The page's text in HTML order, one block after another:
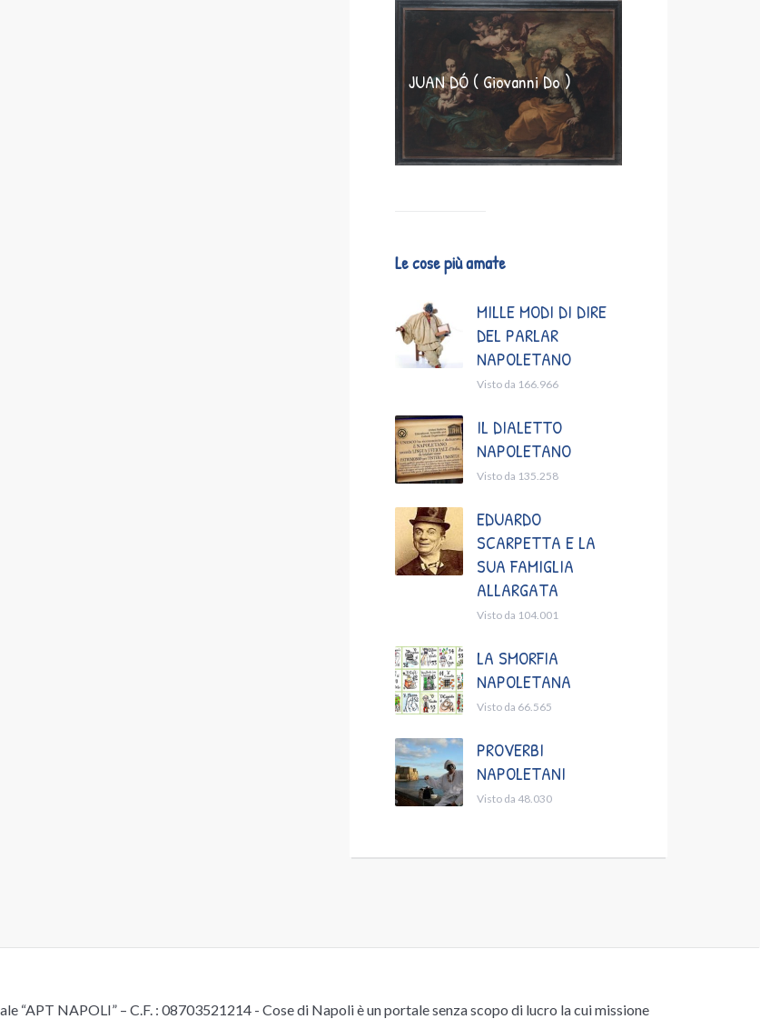
JUAN DÓ ( Giovanni Do )
Le cose più amate
MILLE MODI DI DIRE
DEL PARLAR
NAPOLETANO
Visto da 166.966
IL DIALETTO
NAPOLETANO
Visto da 135.258
EDUARDO
SCARPETTA E LA
SUA FAMIGLIA
ALLARGATA
Visto da 104.001
LA SMORFIA
NAPOLETANA
Visto da 66.565
PROVERBI
NAPOLETANI
Visto da 48.030
NAPOLI” – C.F. : 08703521214 - Cose di Napoli è un portale senza scopo di lucro la cui missione